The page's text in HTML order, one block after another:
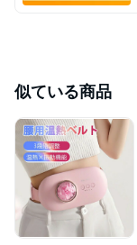
似ている商品